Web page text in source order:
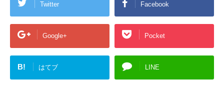
Twitter Facebook
Google+ Pocket
B! はてブ LINE